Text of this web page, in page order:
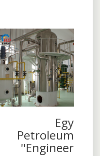
Egy
Petroleum
Engineer"